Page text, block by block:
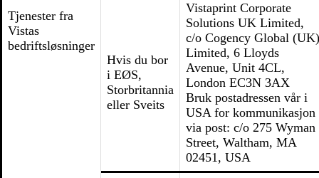
Tjenester fra
Vistas
bedriftsløsninger
Hvis du bor
i EØS,
Storbritannia
eller Sveits
Vistaprint Corporate
Solutions UK Limited,
c/o Cogency Global (UK)
Limited, 6 Lloyds
Avenue, Unit 4CL,
London EC3N 3AX
Bruk postadressen vår i
USA for kommunikasjon
via post: c/o 275 Wyman
Street, Waltham, MA
02451, USA